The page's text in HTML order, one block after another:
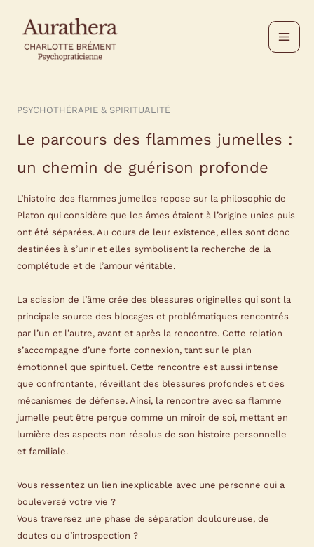
contenu
PSYCHOTHÉRAPIE & SPIRITUALITÉ
Le parcours des flammes jumelles :
un chemin de guérison profonde
L’histoire des flammes jumelles repose sur la philosophie de
Platon qui considère que les âmes étaient à l’origine unies puis
ont été séparées. Au cours de leur existence, elles sont donc
destinées à s’unir et elles symbolisent la recherche de la
complétude et de l’amour véritable.
La scission de l’âme crée des blessures originelles qui sont la
principale source des blocages et problématiques rencontrés
par l’un et l’autre, avant et après la rencontre. Cette relation
s’accompagne d’une forte connexion, tant sur le plan
émotionnel que spirituel. Cette rencontre est aussi intense
que confrontante, réveillant des blessures profondes et des
mécanismes de défense. Ainsi, la rencontre avec sa flamme
jumelle peut être perçue comme un miroir de soi, mettant en
lumière des aspects non résolus de son histoire personnelle
et familiale.
Vous ressentez un lien inexplicable avec une personne qui a
bouleversé votre vie ?
Vous traversez une phase de séparation douloureuse, de
doutes ou d’introspection ?